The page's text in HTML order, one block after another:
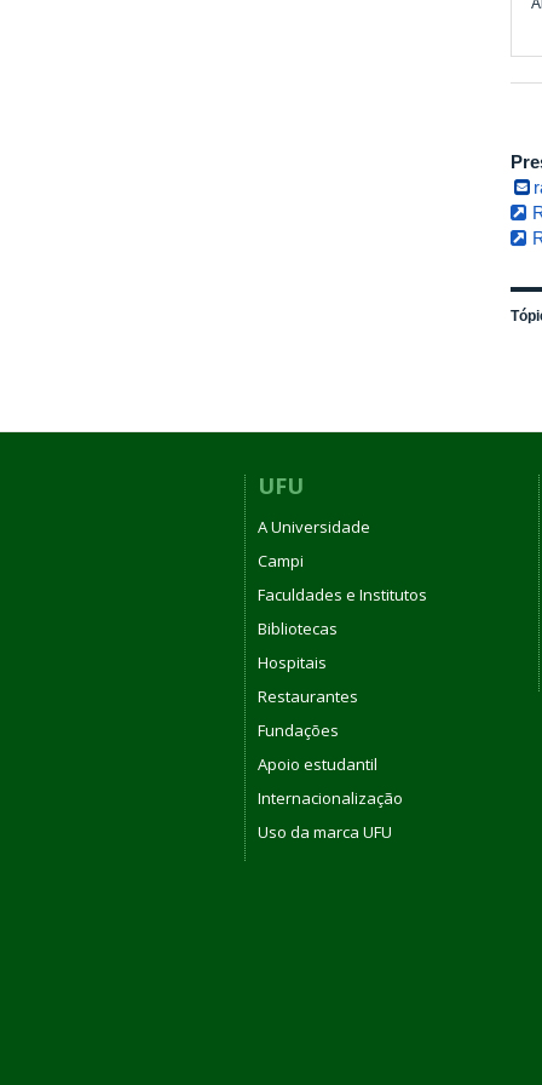
UFU
A Universidade
Campi
Faculdades e Institutos
Bibliotecas
Hospitais
Restaurantes
Fundações
Apoio estudantil
Internacionalização
Uso da marca UFU